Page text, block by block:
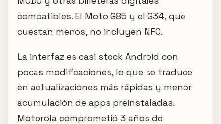
compatibles. El Moto G85 y el G34, que
cuestan menos, no incluyen NFC.
La interfaz es casi stock Android con
pocas modificaciones, lo que se traduce
en actualizaciones más rápidas y menor
acumulación de apps preinstaladas.
Motorola comprometió 3 años de